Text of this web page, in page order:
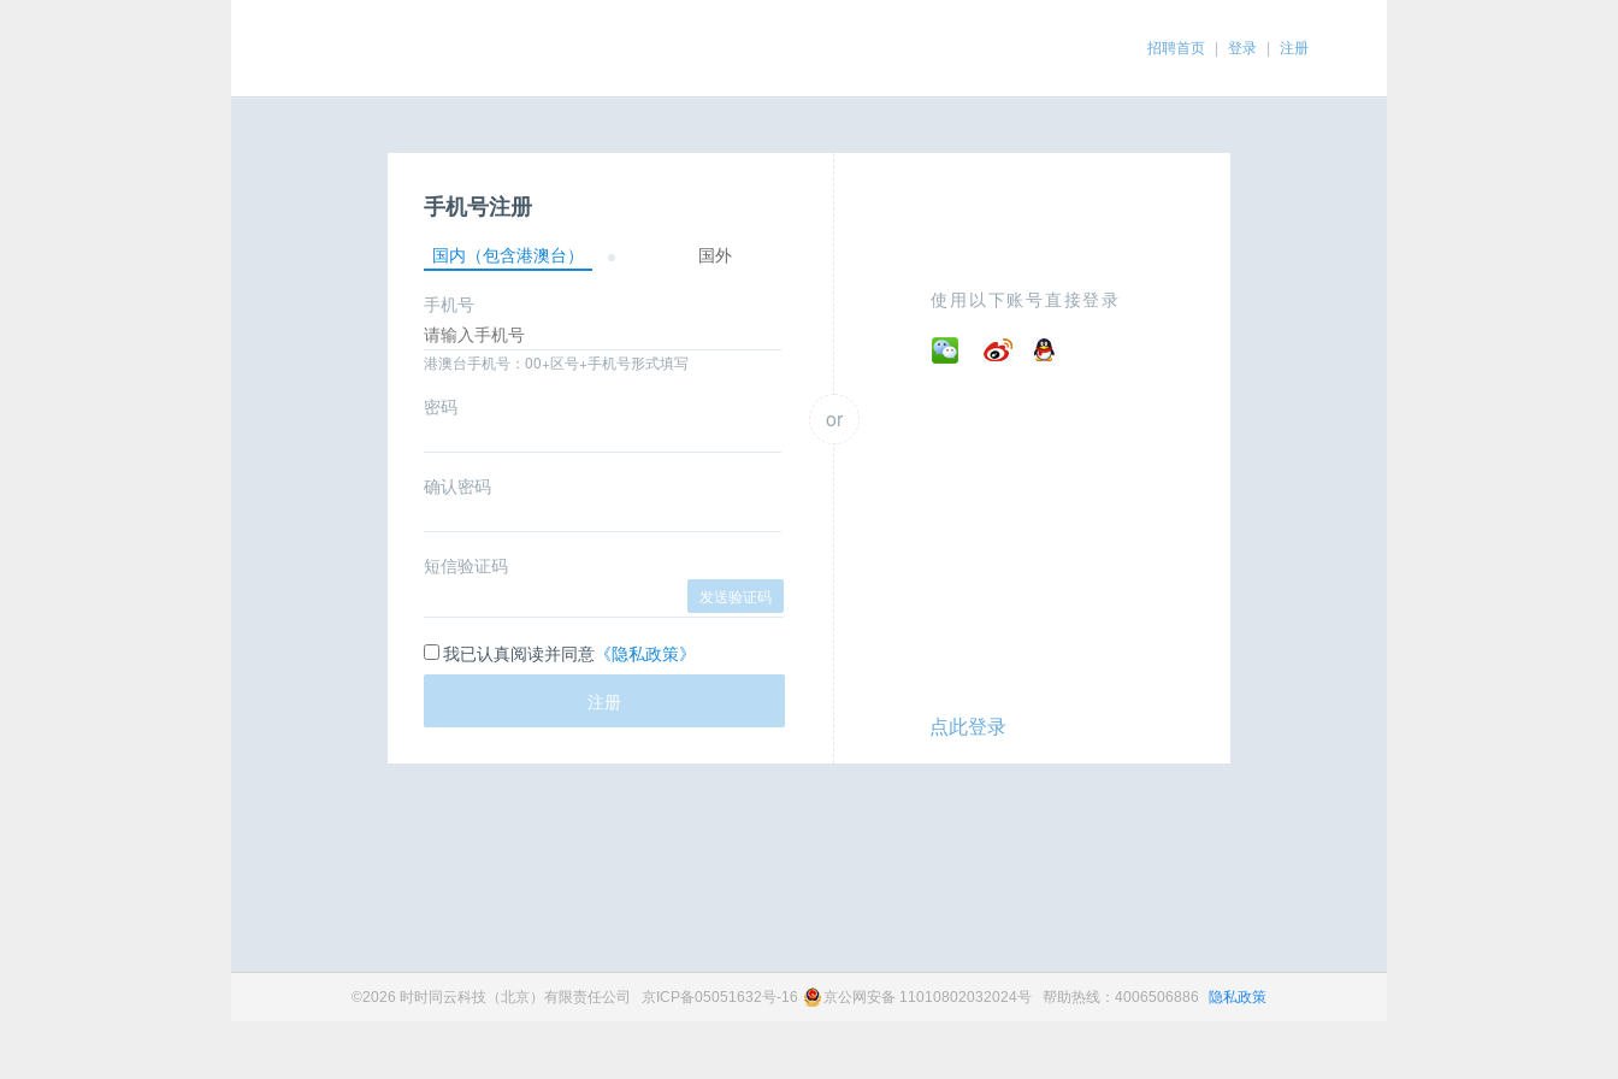
招聘首页 登录 注册
手机号注册
or
国内（包含港澳台） 国外
手机号
港澳台手机号：00+区号+手机号形式填写
密码
确认密码
短信验证码
发送验证码
我已认真阅读并同意 《隐私政策》
注册
使用以下账号直接登录
点此登录
©2026 时时同云科技（北京）有限责任公司 京ICP备05051632号-16 京公网安备 11010802032024号 帮助热线：4006506886 隐私政策